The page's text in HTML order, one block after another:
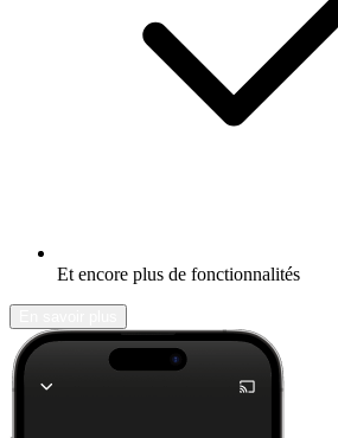
Et encore plus de fonctionnalités